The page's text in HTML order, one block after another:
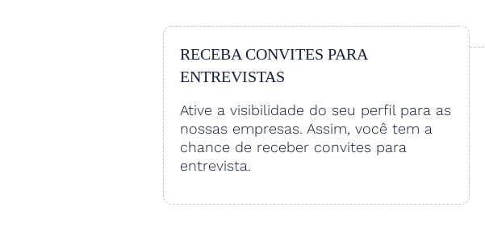
RECEBA CONVITES PARA
ENTREVISTAS
Ative a visibilidade do seu perfil para as
nossas empresas. Assim, você tem a
chance de receber convites para
entrevista.